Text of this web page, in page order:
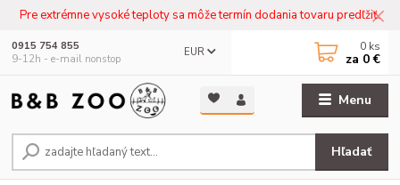
Pre extrémne vysoké teploty sa môže termín dodania tovaru predľžiť.
Menu
EUR
Hľadať
0915 754 855
9-12h - e-mail nonstop
0 ks
za 0 €